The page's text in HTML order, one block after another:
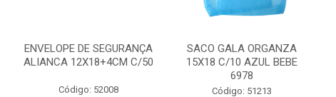
ENVELOPE DE SEGURANÇA
ALIANCA 12X18+4CM C/50
Código: 52008
SACO GALA ORGANZA
15X18 C/10 AZUL BEBE
6978
Código: 51213